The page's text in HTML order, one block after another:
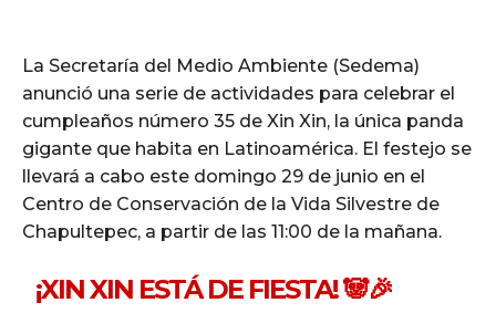
La Secretaría del Medio Ambiente (Sedema)
anunció una serie de actividades para celebrar el
cumpleaños número 35 de Xin Xin, la única panda
gigante que habita en Latinoamérica. El festejo se
llevará a cabo este domingo 29 de junio en el
Centro de Conservación de la Vida Silvestre de
Chapultepec, a partir de las 11:00 de la mañana.
¡XIN XIN ESTÁ DE FIESTA! 🐼🎉